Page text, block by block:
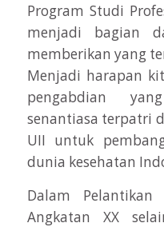
Program Studi
menjadi bagian
memberikan yang
Menjadi harapan
pengabdian
senantiasa terpatri
UII untuk
dunia kesehatan
Dalam
Angkatan XX